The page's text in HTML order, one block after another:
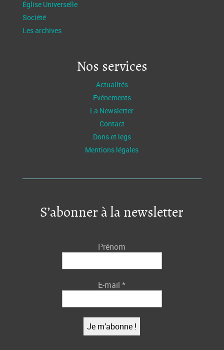
Église Universelle
Société
Les archives
Nos services
Actualités
Evénements
La Newsletter
Contact
Dons et legs
Mentions légales
S’abonner à la newsletter
Prénom
E-mail*